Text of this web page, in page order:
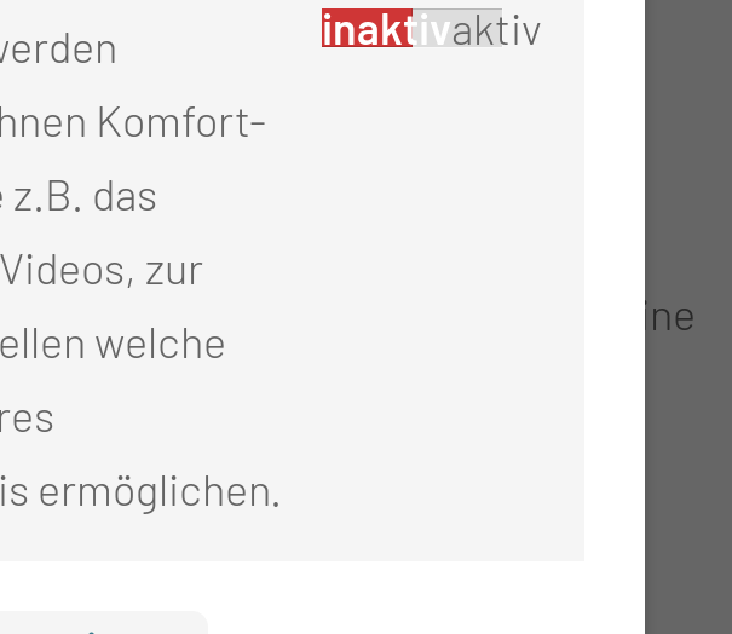
Tracheostomie, kleine
Panendoskopie
Komfort-
das
zur
welche
ermöglichen.
inaktivaktiv